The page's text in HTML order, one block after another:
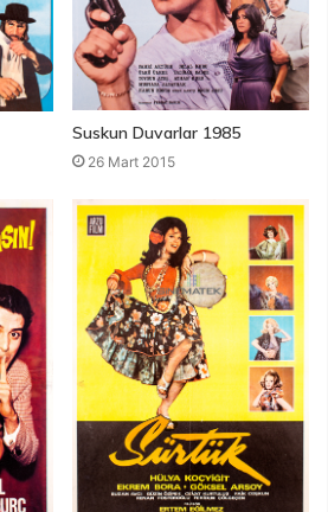
Suskun Duvarlar 1985
26 Mart 2015